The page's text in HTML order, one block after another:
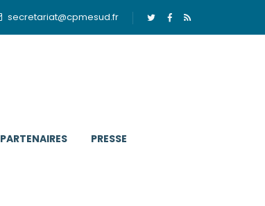
secretariat@cpmesud.fr
PARTENAIRES PRESSE